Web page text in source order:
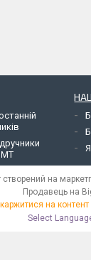
створений на
Продавець на
на контент
Select